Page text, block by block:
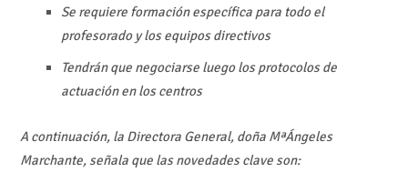
Se requiere formación específica para todo el
profesorado y los equipos directivos
Tendrán que negociarse luego los protocolos de
actuación en los centros
A continuación, la Directora General, doña MªÁngeles
Marchante, señala que las novedades clave son: